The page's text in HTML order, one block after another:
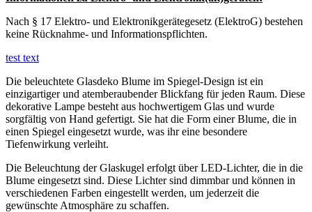
Nach § 17 Elektro- und Elektronikgerätegesetz (ElektroG) bestehen
keine Rücknahme- und Informationspflichten.
test text
Die beleuchtete Glasdeko Blume im Spiegel-Design ist ein
einzigartiger und atemberaubender Blickfang für jeden Raum. Diese
dekorative Lampe besteht aus hochwertigem Glas und wurde
sorgfältig von Hand gefertigt. Sie hat die Form einer Blume, die in
einen Spiegel eingesetzt wurde, was ihr eine besondere
Tiefenwirkung verleiht.
Die Beleuchtung der Glaskugel erfolgt über LED-Lichter, die in die
Blume eingesetzt sind. Diese Lichter sind dimmbar und können in
verschiedenen Farben eingestellt werden, um jederzeit die
gewünschte Atmosphäre zu schaffen.